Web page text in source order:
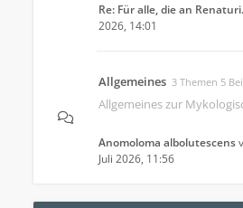
Re: Für alle, die an
2026, 14:01
Allgemeines 3 Themen 5
Allgemeines zur
Anomoloma albolutescens
Juli 2026, 11:56